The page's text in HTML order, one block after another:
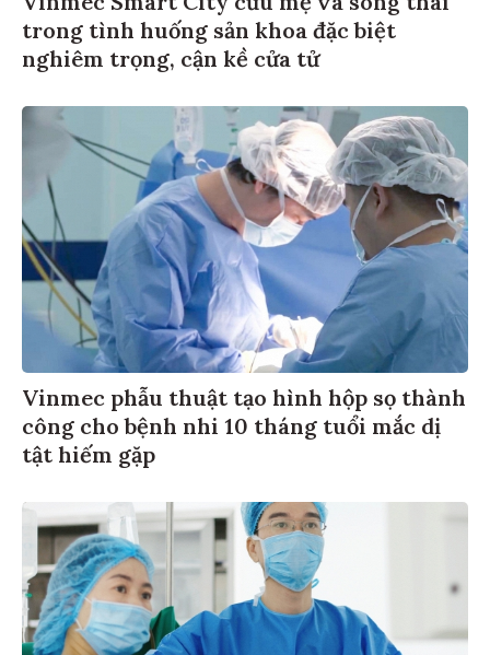
trong tình huống sản khoa đặc biệt
nghiêm trọng, cận kề cửa tử
Vinmec phẫu thuật tạo hình hộp sọ thành
công cho bệnh nhi 10 tháng tuổi mắc dị
tật hiếm gặp